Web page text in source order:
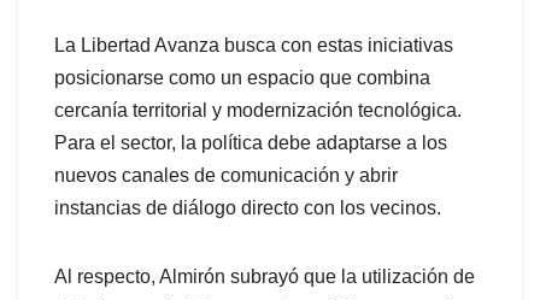
La Libertad Avanza busca con estas iniciativas
posicionarse como un espacio que combina
cercanía territorial y modernización tecnológica.
Para el sector, la política debe adaptarse a los
nuevos canales de comunicación y abrir
instancias de diálogo directo con los vecinos.
Al respecto, Almirón subrayó que la utilización de